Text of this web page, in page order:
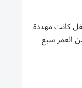
كانت مهددة
العمر سبع